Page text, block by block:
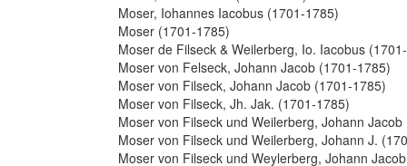
Moser, Iohannes Iacobus (1701-1785)
Moser (1701-1785)
Moser de Filseck & Weilerberg, Io. Iacobus
Moser von Felseck, Johann Jacob (1701-1785)
Moser von Filseck, Johann Jacob (1701-1785)
Moser von Filseck, Jh. Jak. (1701-1785)
Moser von Filseck und Weilerberg, Johann
Moser von Filseck und Weilerberg, Johann J.
Moser von Filseck und Weylerberg, Johann